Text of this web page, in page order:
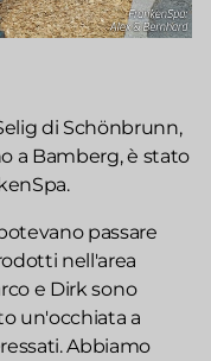
di Schönbrunn,
a Bamberg, è stato
passare
nell'area
e Dirk sono
un'occhiata a
Abbiamo